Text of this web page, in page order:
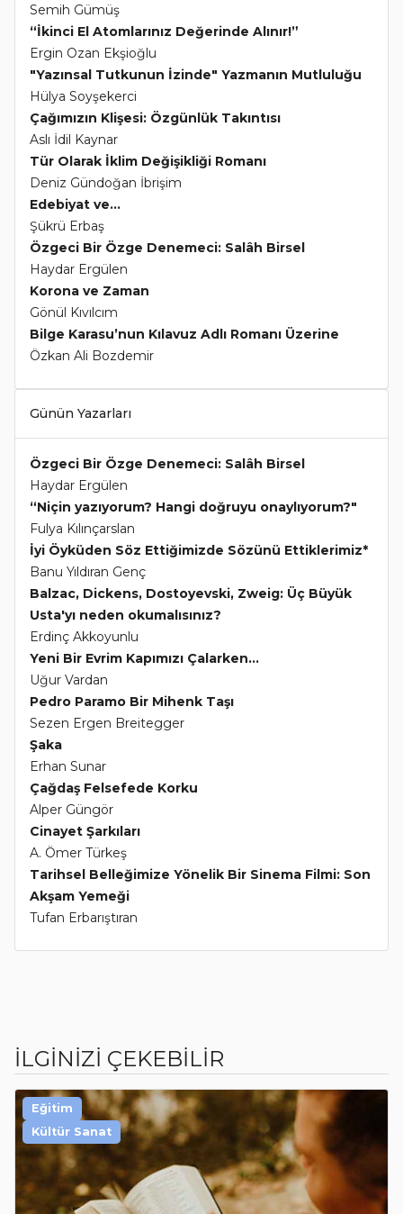
Semih Gümüş
“İkinci El Atomlarınız Değerinde Alınır!”
Ergin Ozan Ekşioğlu
"Yazınsal Tutkunun İzinde" Yazmanın Mutluluğu
Hülya Soyşekerci
Çağımızın Klişesi: Özgünlük Takıntısı
Aslı İdil Kaynar
Tür Olarak İklim Değişikliği Romanı
Deniz Gündoğan İbrişim
Edebiyat ve...
Şükrü Erbaş
Özgeci Bir Özge Denemeci: Salâh Birsel
Haydar Ergülen
Korona ve Zaman
Gönül Kıvılcım
Bilge Karasu’nun Kılavuz Adlı Romanı Üzerine
Özkan Ali Bozdemir
Günün Yazarları
Özgeci Bir Özge Denemeci: Salâh Birsel
Haydar Ergülen
“Niçin yazıyorum? Hangi doğruyu onaylıyorum?"
Fulya Kılınçarslan
İyi Öyküden Söz Ettiğimizde Sözünü Ettiklerimiz*
Banu Yıldıran Genç
Balzac, Dickens, Dostoyevski, Zweig: Üç Büyük
Usta'yı neden okumalısınız?
Erdinç Akkoyunlu
Yeni Bir Evrim Kapımızı Çalarken...
Uğur Vardan
Pedro Paramo Bir Mihenk Taşı
Sezen Ergen Breitegger
Şaka
Erhan Sunar
Çağdaş Felsefede Korku
Alper Güngör
Cinayet Şarkıları
A. Ömer Türkeş
Tarihsel Belleğimize Yönelik Bir Sinema Filmi: Son
Akşam Yemeği
Tufan Erbarıştıran
İLGİNİZİ ÇEKEBİLİR
Eğitim
Kültür Sanat